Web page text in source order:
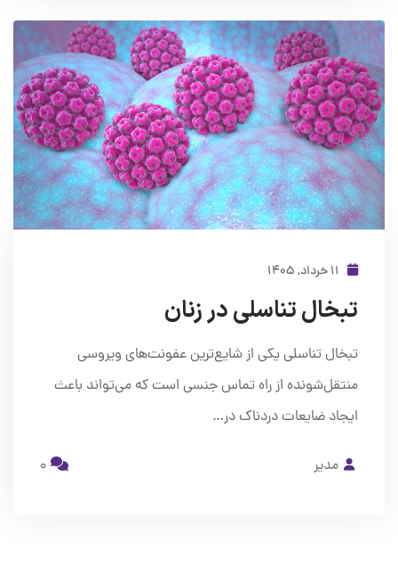
تبخال تناسلی در زنان
تبخال تناسلی یکی از شایع‌ترین عفونت‌های ویروسی
منتقل‌شونده از راه تماس جنسی است که می‌تواند باعث
ایجاد ضایعات دردناک در…
مدیر